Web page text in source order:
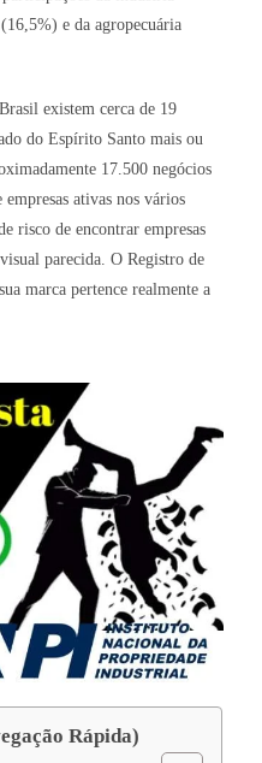
e da agropecuária
existem cerca de 19
do Espírito Santo mais ou
17.500 negócios
ativas nos vários
risco de encontrar empresas
parecida. O Registro de
marca pertence realmente a
Rápida)